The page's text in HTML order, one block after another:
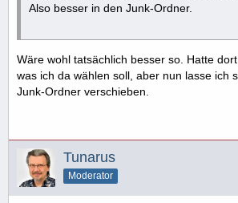
Also besser in den Junk-Ordner.
Wäre wohl tatsächlich besser so. Hatte
was ich da wählen soll, aber nun lasse ich
Junk-Ordner verschieben.
Tunarus
Moderator